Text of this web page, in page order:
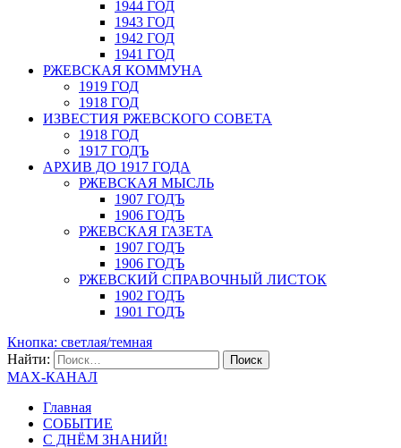
1944 ГОД
1943 ГОД
1942 ГОД
1941 ГОД
РЖЕВСКАЯ КОММУНА
1919 ГОД
1918 ГОД
ИЗВЕСТИЯ РЖЕВСКОГО СОВЕТА
1918 ГОД
1917 ГОДЪ
АРХИВ ДО 1917 ГОДА
РЖЕВСКАЯ МЫСЛЬ
1907 ГОДЪ
1906 ГОДЪ
РЖЕВСКАЯ ГАЗЕТА
1907 ГОДЪ
1906 ГОДЪ
РЖЕВСКИЙ СПРАВОЧНЫЙ ЛИСТОК
1902 ГОДЪ
1901 ГОДЪ
Кнопка: светлая/темная
Найти:
MAX-КАНАЛ
Главная
СОБЫТИЕ
С ДНЁМ ЗНАНИЙ!